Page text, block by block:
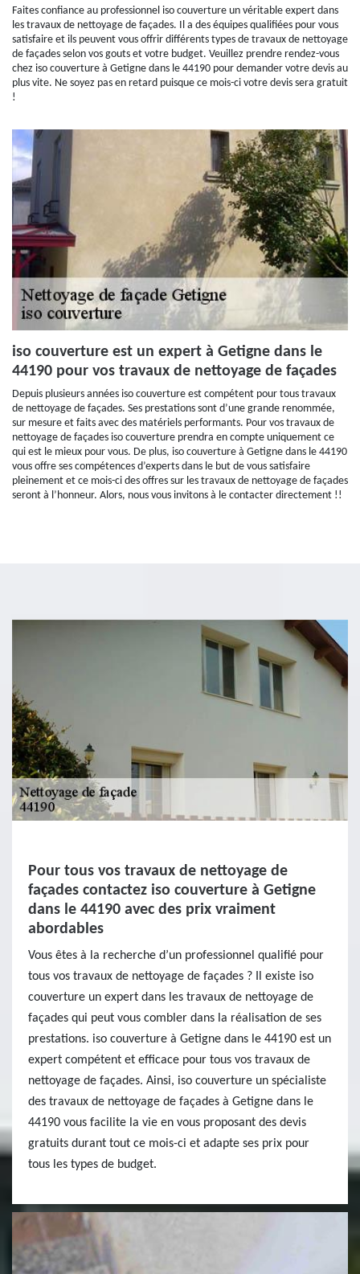
Faites confiance au professionnel iso couverture un véritable expert dans
les travaux de nettoyage de façades. Il a des équipes qualifiées pour vous
satisfaire et ils peuvent vous offrir différents types de travaux de nettoyage
de façades selon vos gouts et votre budget. Veuillez prendre rendez-vous
chez iso couverture à Getigne dans le 44190 pour demander votre devis au
plus vite. Ne soyez pas en retard puisque ce mois-ci votre devis sera gratuit
!
iso couverture est un expert à Getigne dans le
44190 pour vos travaux de nettoyage de façades
Depuis plusieurs années iso couverture est compétent pour tous travaux
de nettoyage de façades. Ses prestations sont d’une grande renommée,
sur mesure et faits avec des matériels performants. Pour vos travaux de
nettoyage de façades iso couverture prendra en compte uniquement ce
qui est le mieux pour vous. De plus, iso couverture à Getigne dans le 44190
vous offre ses compétences d’experts dans le but de vous satisfaire
pleinement et ce mois-ci des offres sur les travaux de nettoyage de façades
seront à l’honneur. Alors, nous vous invitons à le contacter directement !!
Pour tous vos travaux de nettoyage de
façades contactez iso couverture à Getigne
dans le 44190 avec des prix vraiment
abordables
Vous êtes à la recherche d’un professionnel qualifié pour
tous vos travaux de nettoyage de façades ? Il existe iso
couverture un expert dans les travaux de nettoyage de
façades qui peut vous combler dans la réalisation de ses
prestations. iso couverture à Getigne dans le 44190 est un
expert compétent et efficace pour tous vos travaux de
nettoyage de façades. Ainsi, iso couverture un spécialiste
des travaux de nettoyage de façades à Getigne dans le
44190 vous facilite la vie en vous proposant des devis
gratuits durant tout ce mois-ci et adapte ses prix pour
tous les types de budget.